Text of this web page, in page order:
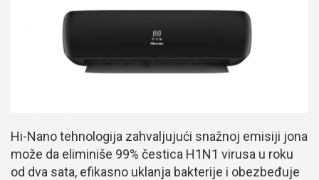
Hi-Nano tehnologija zahvaljujući snažnoj emisiji jona
može da eliminiše 99% čestica H1N1 virusa u roku
od dva sata, efikasno uklanja bakterije i obezbeđuje